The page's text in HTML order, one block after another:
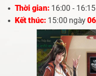
Thời gian: 16:00 -
Kết thúc: 15:00 ngày